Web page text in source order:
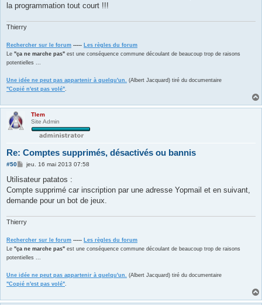
la programmation tout court !!!
Thierry
Rechercher sur le forum ----- Les règles du forum
Le "ça ne marche pas" est une conséquence commune découlant de beaucoup trop de raisons
potentielles ...
Une idée ne peut pas appartenir à quelqu'un. (Albert Jacquard) tiré du documentaire
"Copié n'est pas volé".
Tlem
Site Admin
Re: Comptes supprimés, désactivés ou bannis
#50
M
s
a
g
jeu. 16 mai 2013 07:58
Utilisateur patatos :
Compte supprimé car inscription par une adresse Yopmail et en suivant,
demande pour un bot de jeux.
Thierry
Rechercher sur le forum ----- Les règles du forum
Le "ça ne marche pas" est une conséquence commune découlant de beaucoup trop de raisons
potentielles ...
Une idée ne peut pas appartenir à quelqu'un. (Albert Jacquard) tiré du documentaire
"Copié n'est pas volé".